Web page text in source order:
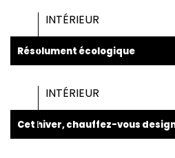
INTÉRIEUR
Résolument écologique
INTÉRIEUR
Cet hiver, chauffez-vous